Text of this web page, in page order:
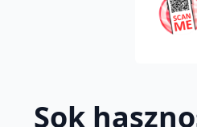
Sok